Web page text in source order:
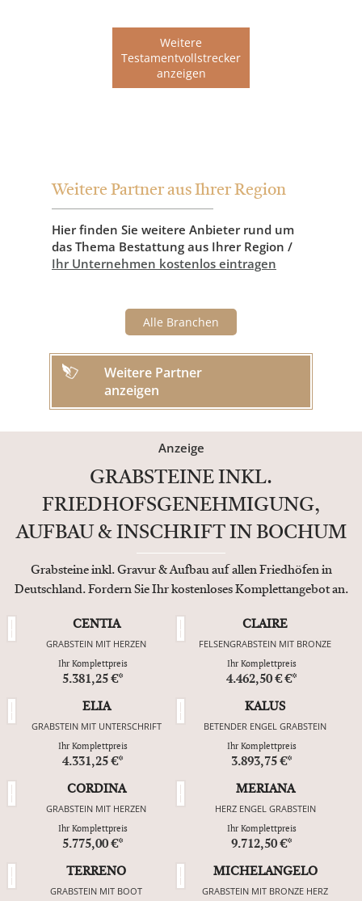
Weitere
Testamentvollstrecker
anzeigen
Weitere Partner aus Ihrer Region
Hier finden Sie weitere Anbieter rund um
das Thema Bestattung aus Ihrer Region /
Ihr Unternehmen kostenlos eintragen
Alle Branchen
Weitere Partner
anzeigen
Anzeige
GRABSTEINE INKL.
FRIEDHOFSGENEHMIGUNG,
AUFBAU & INSCHRIFT IN BOCHUM
Grabsteine inkl. Gravur & Aufbau auf allen Friedhöfen in
Deutschland. Fordern Sie Ihr kostenloses Komplettangebot an.
CENTIA
GRABSTEIN MIT HERZEN
Ihr Komplettpreis
5.381,25 €*
CLAIRE
FELSENGRABSTEIN MIT BRONZE
Ihr Komplettpreis
4.462,50 € €*
ELIA
GRABSTEIN MIT UNTERSCHRIFT
Ihr Komplettpreis
4.331,25 €*
KALUS
BETENDER ENGEL GRABSTEIN
Ihr Komplettpreis
3.893,75 €*
CORDINA
GRABSTEIN MIT HERZEN
Ihr Komplettpreis
5.775,00 €*
MERIANA
HERZ ENGEL GRABSTEIN
Ihr Komplettpreis
9.712,50 €*
TERRENO
GRABSTEIN MIT BOOT
MICHELANGELO
GRABSTEIN MIT BRONZE HERZ